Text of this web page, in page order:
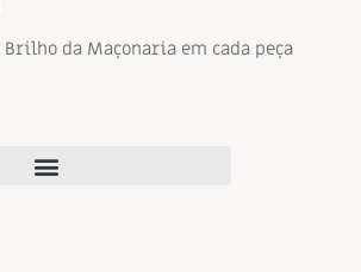
Brilho da Maçonaria em cada peça